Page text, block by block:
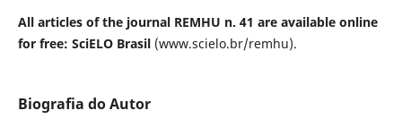
All articles of the journal REMHU n. 41 are available online
for free: SciELO Brasil(www.scielo.br/remhu).
Biografia do Autor